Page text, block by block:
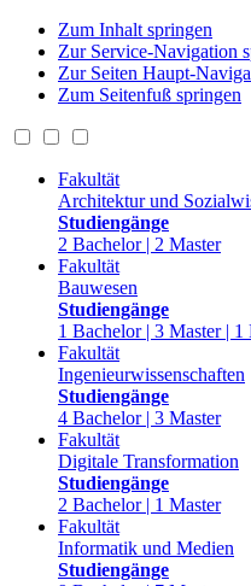
Zum Inhalt springen
Zur Service-Navigation
Zur Seiten Haupt-
Zum Seitenfuß springen
Fakultät
Architektur und
Studiengänge
2 Bachelor | 2 Master
Fakultät
Bauwesen
Studiengänge
1 Bachelor | 3 Master |
Fakultät
Ingenieurwissenschaften
Studiengänge
4 Bachelor | 3 Master
Fakultät
Digitale Transformation
Studiengänge
2 Bachelor | 1 Master
Fakultät
Informatik und Medien
Studiengänge